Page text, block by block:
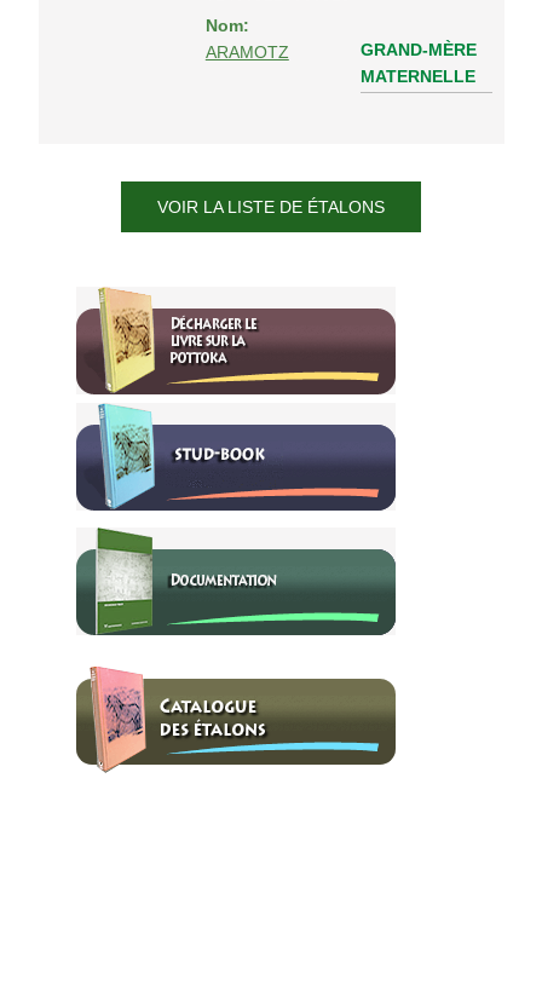
Nom:
ARAMOTZ
GRAND-MÈRE
MATERNELLE
VOIR LA LISTE DE ÉTALONS